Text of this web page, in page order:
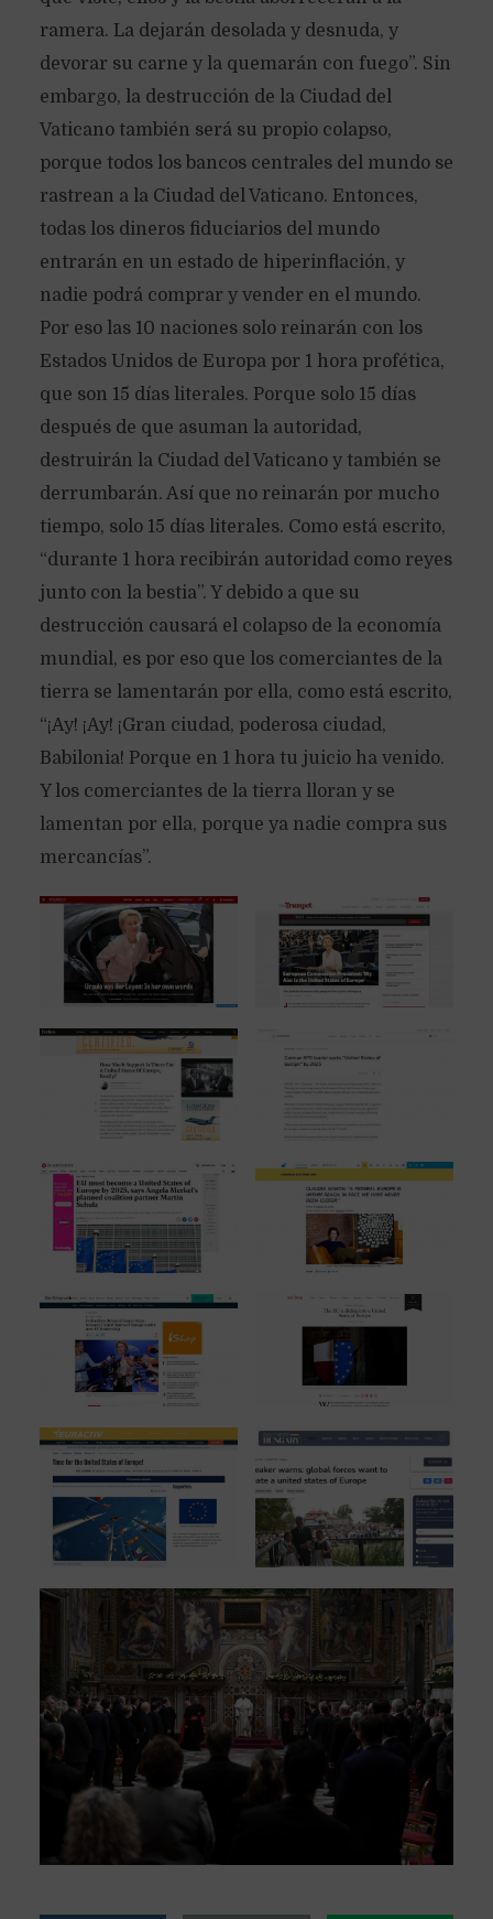
ramera. La dejarán desolada y desnuda, y
devorar su carne y la quemarán con fuego”. Sin
embargo, la destrucción de la Ciudad del
Vaticano también será su propio colapso,
porque todos los bancos centrales del mundo se
rastrean a la Ciudad del Vaticano. Entonces,
todas los dineros fiduciarios del mundo
entrarán en un estado de hiperinflación, y
nadie podrá comprar y vender en el mundo.
Por eso las 10 naciones solo reinarán con los
Estados Unidos de Europa por 1 hora profética,
que son 15 días literales. Porque solo 15 días
después de que asuman la autoridad,
destruirán la Ciudad del Vaticano y también se
derrumbarán. Así que no reinarán por mucho
tiempo, solo 15 días literales. Como está escrito,
“durante 1 hora recibirán autoridad como reyes
junto con la bestia”. Y debido a que su
destrucción causará el colapso de la economía
mundial, es por eso que los comerciantes de la
tierra se lamentarán por ella, como está escrito,
“¡Ay! ¡Ay! ¡Gran ciudad, poderosa ciudad,
Babilonia! Porque en 1 hora tu juicio ha venido.
Y los comerciantes de la tierra lloran y se
lamentan por ella, porque ya nadie compra sus
mercancías”.